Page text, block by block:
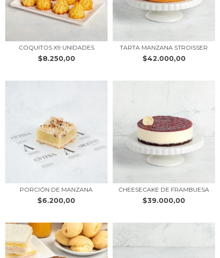
COQUITOS X9 UNIDADES
$8.250,00
TARTA MANZANA STROISSER
$42.000,00
PORCIÓN DE MANZANA
$6.200,00
CHEESECAKE DE FRAMBUESA
$39.000,00